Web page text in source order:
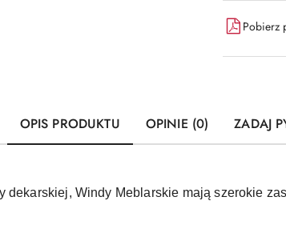
Pobierz
OPIS PRODUKTU OPINIE (0) ZADAJ
dekarskiej, Windy Meblarskie mają szerokie